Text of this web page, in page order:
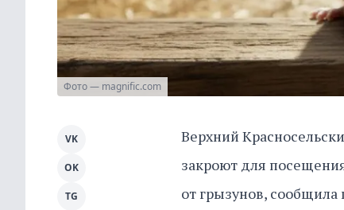
Фото — magnific.com
Верхний
закроют для
от грызунов, сообщила
VK
OK
TG